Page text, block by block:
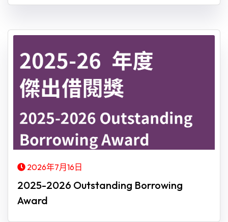
2026年7月16日
2025-2026 Outstanding Borrowing
Award